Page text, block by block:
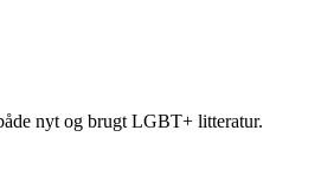
nyt og brugt LGBT+ litteratur.